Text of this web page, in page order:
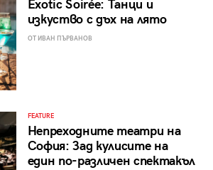
Exotic Soirée: Танци и
изкуство с дъх на лято
ОТ ИВАН ПЪРВАНОВ
FEATURE
Непреходните театри на
София: Зад кулисите на
един по-различен спектакъл